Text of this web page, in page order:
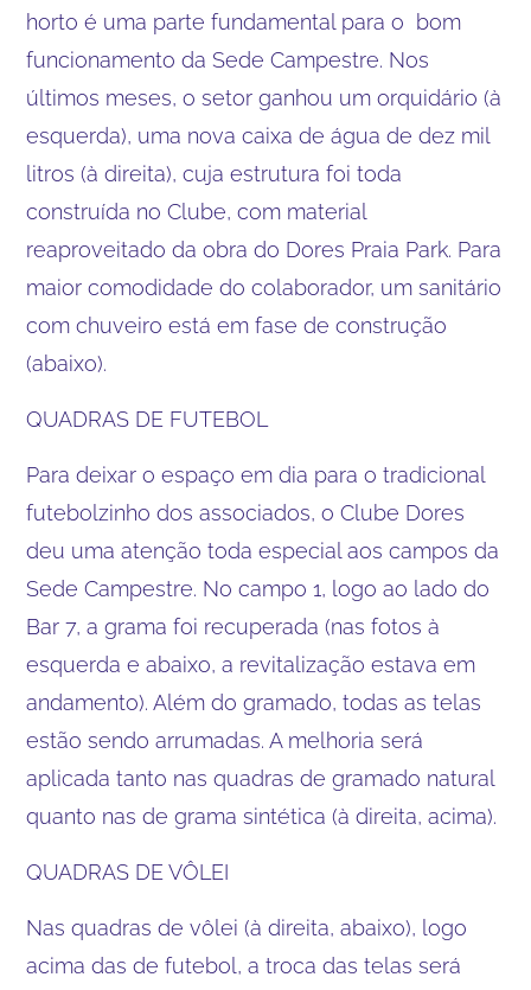
horto é uma parte fundamental para o bom
funcionamento da Sede Campestre. Nos
últimos meses, o setor ganhou um orquidário (à
esquerda), uma nova caixa de água de dez mil
litros (à direita), cuja estrutura foi toda
construída no Clube, com material
reaproveitado da obra do Dores Praia Park. Para
maior comodidade do colaborador, um sanitário
com chuveiro está em fase de construção
(abaixo).
QUADRAS DE FUTEBOL
Para deixar o espaço em dia para o tradicional
futebolzinho dos associados, o Clube Dores
deu uma atenção toda especial aos campos da
Sede Campestre. No campo 1, logo ao lado do
Bar 7, a grama foi recuperada (nas fotos à
esquerda e abaixo, a revitalização estava em
andamento). Além do gramado, todas as telas
estão sendo arrumadas. A melhoria será
aplicada tanto nas quadras de gramado natural
quanto nas de grama sintética (à direita, acima).
QUADRAS DE VÔLEI
Nas quadras de vôlei (à direita, abaixo), logo
acima das de futebol, a troca das telas será